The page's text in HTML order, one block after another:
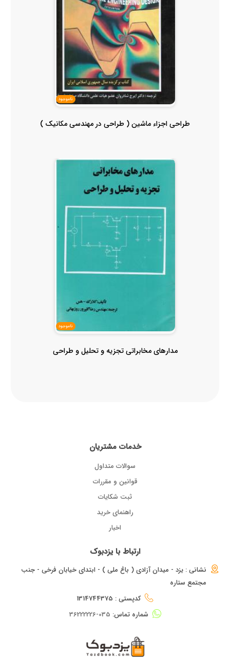
ناموجود
طراحی اجزاء ماشین ( طراحی در مهندسی مکانیک )
ناموجود
مدارهای مخابراتی تجزیه و تحلیل و طراحی
خدمات مشتریان
سوالات متداول
قوانین و مقررات
ثبت شکایات
راهنمای خرید
اخبار
ارتباط با یزدبوک
نشانی : یزد - میدان آزادی ( باغ ملی ) - ابتدای خیابان فرخی - جنب
مجتمع ستاره
کدپستی : 1314744375
شماره تماس: 035-36222226